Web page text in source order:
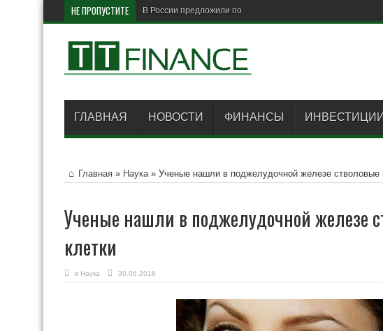
НЕ ПРОПУСТИТЕ В России предложили поднять МРОТ до 50 ты
ГЛАВНАЯ НОВОСТИ ФИНАНСЫ ИНВЕСТИЦИИ
Главная » Наука» Ученые нашли в поджелудочной железе стволовые
Ученые нашли в поджелудочной железе
клетки
в Наука 30.06.2018